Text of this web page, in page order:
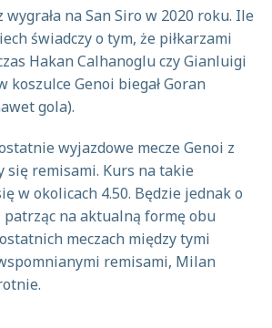
na San Siro w 2020 roku. Ile
świadczy o tym, że piłkarzami
Hakan Calhanoglu czy Gianluigi
koszulce Genoi biegał Goran
gola).
wyjazdowe mecze Genoi z
się remisami. Kurs na takie
w okolicach 4.50. Będzie jednak o
na aktualną formę obu
meczach między tymi
remisami, Milan